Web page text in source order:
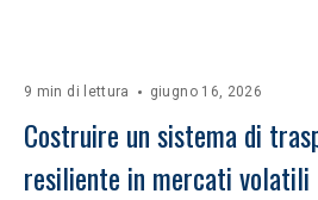
9 min di lettura giugno 16, 2026
Costruire un sistema di
resiliente in mercati volatili